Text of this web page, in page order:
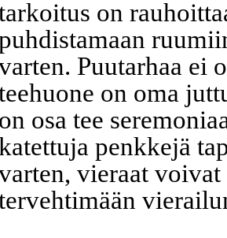
on
Puutarhaa ei
on oma
on osa tee
penkkejä
vieraat